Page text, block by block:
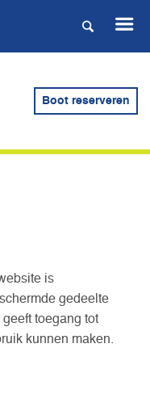
Boot reserveren
is
gedeelte
geeft toegang tot
kunnen maken.